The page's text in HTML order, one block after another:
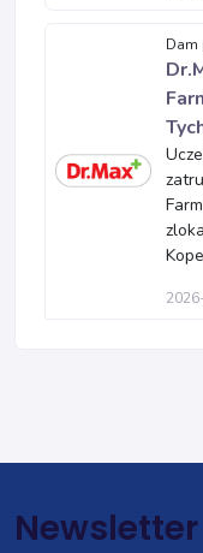
Dam
Newsletter